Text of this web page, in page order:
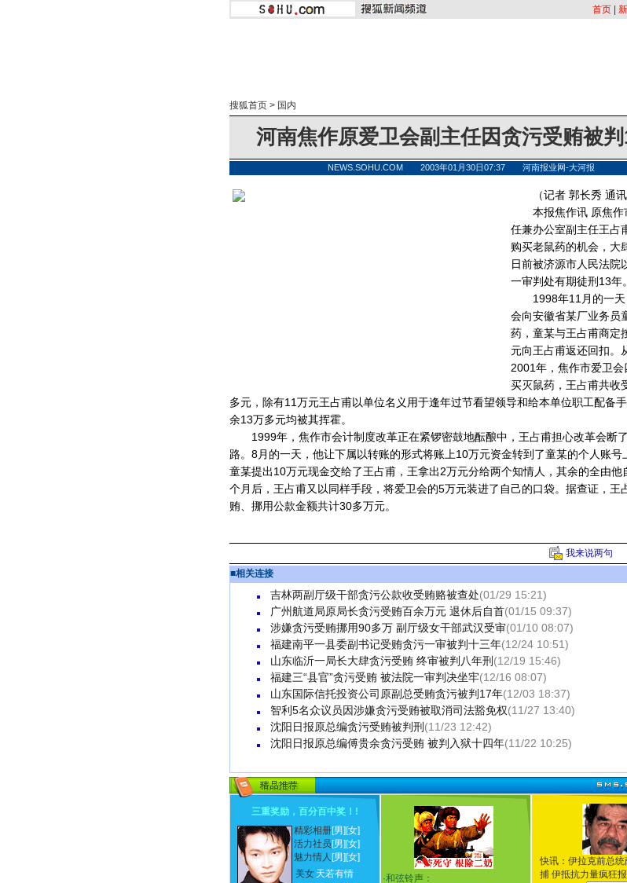
首页
搜狐首页 > 国内
河南焦作原爱卫会副主任因贪污受贿被
NEWS.SOHU.COM 2003年01月30日07:37 河南报业网-大河报
（记者 郭长秀 通讯
本报焦作讯 原焦作
任兼办公室副主任王占
购买老鼠药的机会，大
日前被济源市人民法院
一审判处有期徒刑13年。
1998年11月的一天
会向安徽省某厂业务员
药，童某与王占甫商定
元向王占甫返还回扣。
2001年，焦作市爱卫会
买灭鼠药，王占甫共收
多元，除有11万元王占甫以单位名义用于逢年过节看望领导和给本单位职工配备
余13万多元均被其挥霍。
1999年，焦作市会计制度改革正在紧锣密鼓地酝酿中，王占甫担心改革会断
路。8月的一天，他让下属以转账的形式将账上10万元资金转到了童某的个人账号
童某提出10万元现金交给了王占甫，王拿出2万元分给两个知情人，其余的全由他
个月后，王占甫又以同样手段，将爱卫会的5万元装进了自己的口袋。据查证，王
贿、挪用公款金额共计30多万元。
我来说两句
■相关连接
吉林两副厅级干部贪污公款收受贿赂被查处(01/29 15:21)
广州航道局原局长贪污受贿百余万元 退休后自首(01/15 09:37)
涉嫌贪污受贿挪用90多万 副厅级女干部武汉受审(01/10 08:07)
福建南平一县委副书记受贿贪污一审被判十三年(12/24 10:51)
山东临沂一局长大肆贪污受贿 终审被判八年刑 (12/19 15:46)
福建三“县官”贪污受贿 被法院一审判决坐牢(12/16 08:07)
山东国际信托投资公司原副总受贿贪污被判17年(12/03 18:37)
智利5名众议员因涉嫌贪污受贿被取消司法豁免权(11/27 13:40)
沈阳日报原总编贪污受贿被判刑 (11/23 12:42)
沈阳日报原总编傅贵余贪污受贿 被判入狱十四年(11/22 10:25)
三重奖励，百分百中奖！ !
精彩相册[男] [女]
活力社员 [男] [女]
魅力情人 [男] [女]
美女 天若有情
·和弦铃声：
快讯：伊拉克前总
捕 伊抵抗力量疯狂报